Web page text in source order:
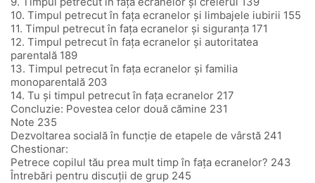
10. Timpul petrecut în fața ecranelor și limbajele iubirii 155
11. Timpul petrecut în fața ecranelor și siguranța 171
12. Timpul petrecut în fața ecranelor și autoritatea
parentală 189
13. Timpul petrecut în fața ecranelor și familia
monoparentală 203
14. Tu și timpul petrecut în fața ecranelor 217
Concluzie: Povestea celor două cămine 231
Note 235
Dezvoltarea socială în funcție de etapele de vârstă 241
Chestionar:
Petrece copilul tău prea mult timp în fața ecranelor? 243
Întrebări pentru discuții de grup 245